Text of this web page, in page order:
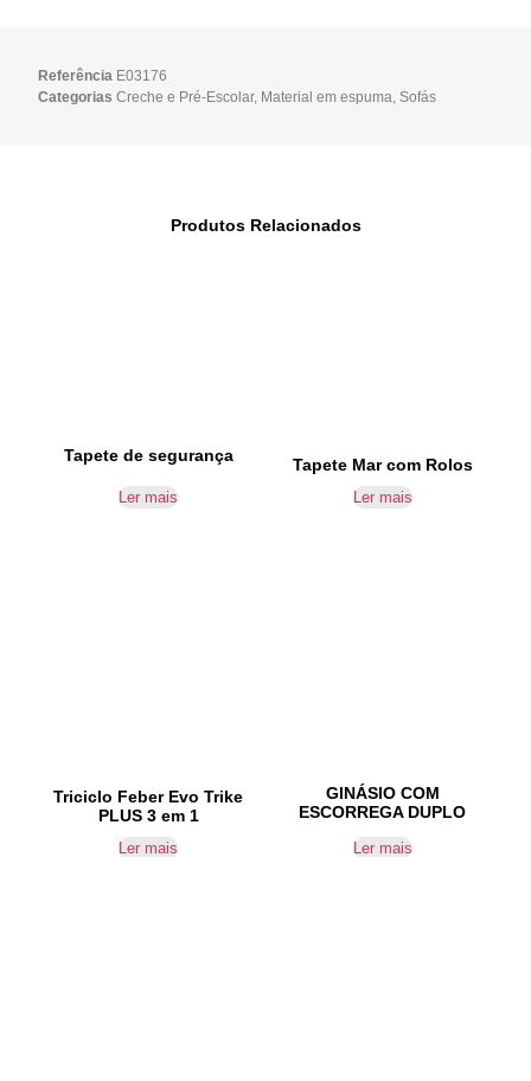
Referência E03176
Categorias Creche e Pré-Escolar, Material em espuma,Sofás
Produtos Relacionados
Tapete de segurança
Ler mais
Tapete Mar com Rolos
Ler mais
Triciclo Feber Evo Trike
PLUS 3 em 1
Ler mais
GINÁSIO COM
ESCORREGA DUPLO
Ler mais